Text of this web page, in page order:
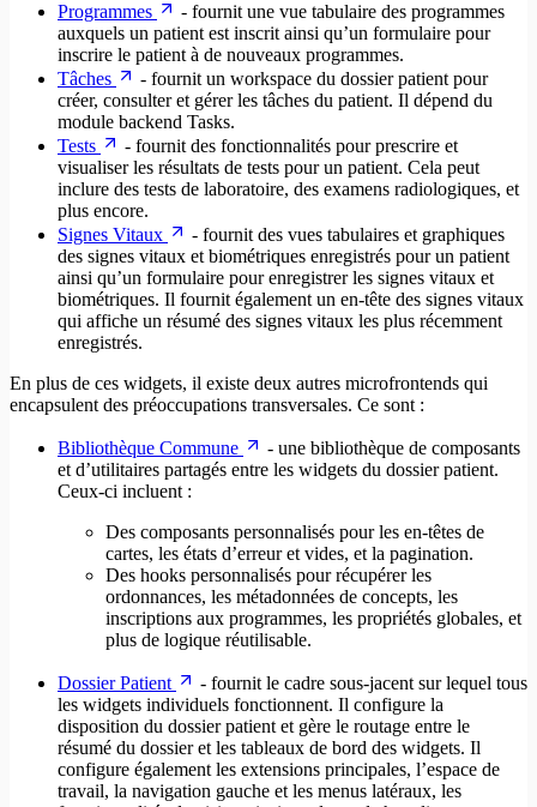
Programmes
- fournit une vue tabulaire des programmes
auxquels un patient est inscrit ainsi qu’un formulaire pour
inscrire le patient à de nouveaux programmes.
Tâches
- fournit un workspace du dossier patient pour
créer, consulter et gérer les tâches du patient. Il dépend du
module backend Tasks.
Tests
- fournit des fonctionnalités pour prescrire et
visualiser les résultats de tests pour un patient. Cela peut
inclure des tests de laboratoire, des examens radiologiques, et
plus encore.
Signes Vitaux
- fournit des vues tabulaires et graphiques
des signes vitaux et biométriques enregistrés pour un patient
ainsi qu’un formulaire pour enregistrer les signes vitaux et
biométriques. Il fournit également un en-tête des signes vitaux
qui affiche un résumé des signes vitaux les plus récemment
enregistrés.
En plus de ces widgets, il existe deux autres microfrontends qui
encapsulent des préoccupations transversales. Ce sont :
Bibliothèque Commune
- une bibliothèque de composants
et d’utilitaires partagés entre les widgets du dossier patient.
Ceux-ci incluent :
Des composants personnalisés pour les en-têtes de
cartes, les états d’erreur et vides, et la pagination.
Des hooks personnalisés pour récupérer les
ordonnances, les métadonnées de concepts, les
inscriptions aux programmes, les propriétés globales, et
plus de logique réutilisable.
Dossier Patient
- fournit le cadre sous-jacent sur lequel tous
les widgets individuels fonctionnent. Il configure la
disposition du dossier patient et gère le routage entre le
résumé du dossier et les tableaux de bord des widgets. Il
configure également les extensions principales, l’espace de
travail, la navigation gauche et les menus latéraux, les